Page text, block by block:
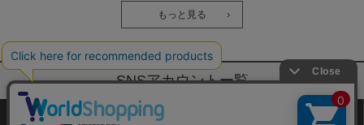
もっと見る
SNSアカウントー覧
サイトマップ